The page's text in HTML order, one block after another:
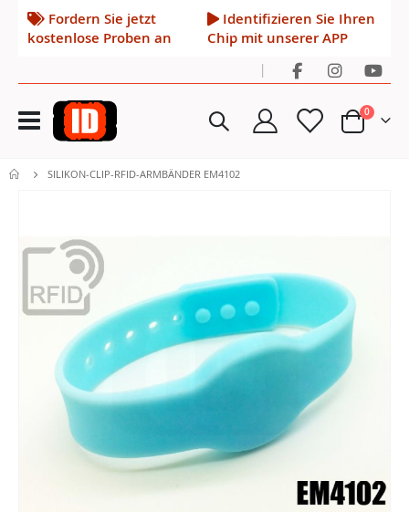
Fordern Sie jetzt
kostenlose Proben an
Identifizieren Sie Ihren
Chip mit unserer APP
|
Navigation
umschalten Cart
0Artikel
SILIKON-CLIP-RFID-ARMBÄNDER EM4102
Bildgalerie